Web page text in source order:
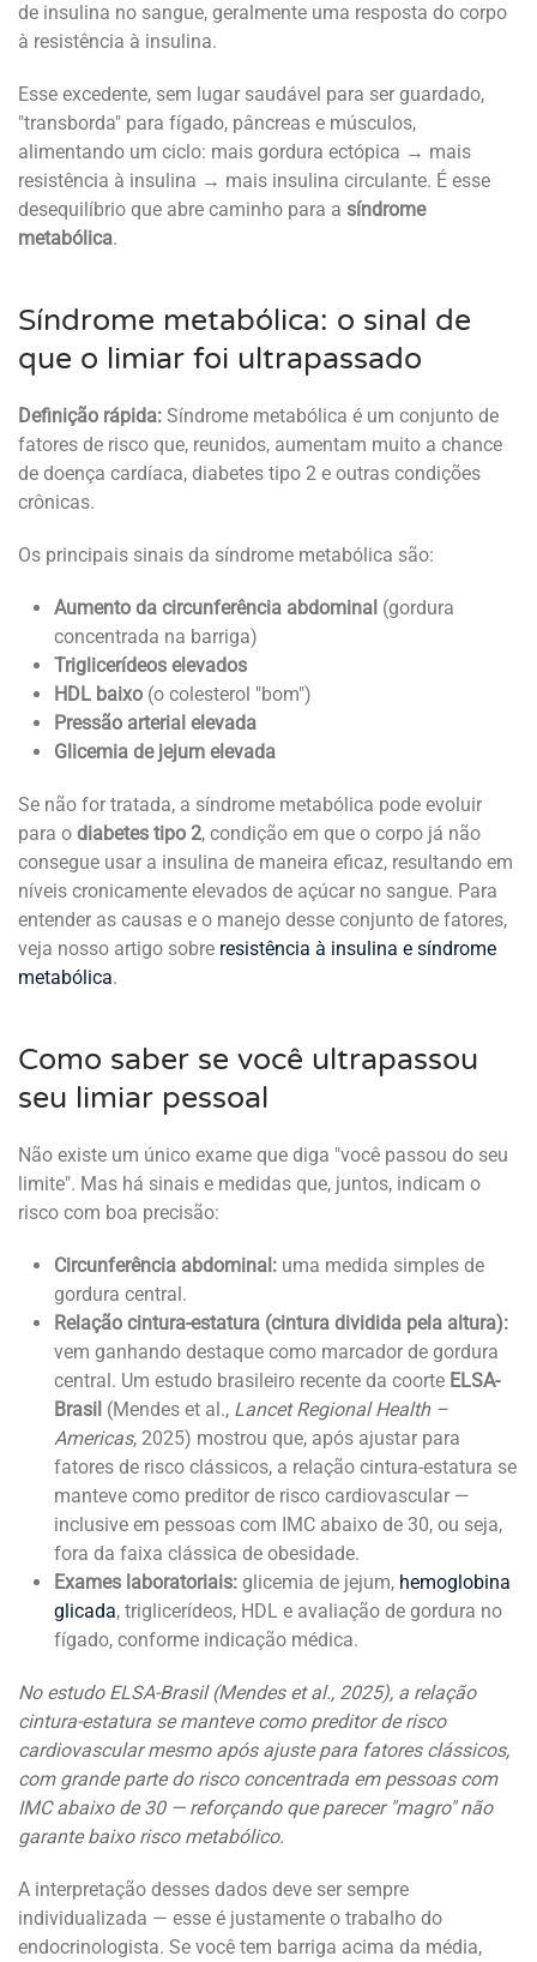
de insulina no sangue, geralmente uma resposta do corpo
à resistência à insulina.
Esse excedente, sem lugar saudável para ser guardado,
"transborda" para fígado, pâncreas e músculos,
alimentando um ciclo: mais gordura ectópica → mais
resistência à insulina → mais insulina circulante. É esse
desequilíbrio que abre caminho para a síndrome
metabólica.
Síndrome metabólica: o sinal de
que o limiar foi ultrapassado
Definição rápida: Síndrome metabólica é um conjunto de
fatores de risco que, reunidos, aumentam muito a chance
de doença cardíaca, diabetes tipo 2 e outras condições
crônicas.
Os principais sinais da síndrome metabólica são:
Aumento da circunferência abdominal (gordura
concentrada na barriga)
Triglicerídeos elevados
HDL baixo (o colesterol "bom")
Pressão arterial elevada
Glicemia de jejum elevada
Se não for tratada, a síndrome metabólica pode evoluir
para o diabetes tipo 2, condição em que o corpo já não
consegue usar a insulina de maneira eficaz, resultando em
níveis cronicamente elevados de açúcar no sangue. Para
entender as causas e o manejo desse conjunto de fatores,
veja nosso artigo sobre resistência à insulina e síndrome
metabólica.
Como saber se você ultrapassou
seu limiar pessoal
Não existe um único exame que diga "você passou do seu
limite". Mas há sinais e medidas que, juntos, indicam o
risco com boa precisão:
Circunferência abdominal: uma medida simples de
gordura central.
Relação cintura-estatura (cintura dividida pela altura):
vem ganhando destaque como marcador de gordura
central. Um estudo brasileiro recente da coorte ELSA-
Brasil (Mendes et al., Lancet Regional Health –
Americas, 2025) mostrou que, após ajustar para
fatores de risco clássicos, a relação cintura-estatura se
manteve como preditor de risco cardiovascular —
inclusive em pessoas com IMC abaixo de 30, ou seja,
fora da faixa clássica de obesidade.
Exames laboratoriais: glicemia de jejum, hemoglobina
glicada, triglicerídeos, HDL e avaliação de gordura no
fígado, conforme indicação médica.
No estudo ELSA-Brasil (Mendes et al., 2025), a relação
cintura-estatura se manteve como preditor de risco
cardiovascular mesmo após ajuste para fatores clássicos,
com grande parte do risco concentrada em pessoas com
IMC abaixo de 30 — reforçando que parecer "magro" não
garante baixo risco metabólico.
A interpretação desses dados deve ser sempre
individualizada — esse é justamente o trabalho do
endocrinologista. Se você tem barriga acima da média,